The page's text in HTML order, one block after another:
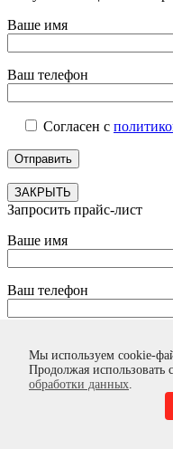
Мы используем cookie-
Продолжая использовать
обработки данных.
Ваше имя
Ваш телефон
Согласен с
ЗАКРЫТЬ
Запросить прайс-лист
Ваше имя
Ваш телефон